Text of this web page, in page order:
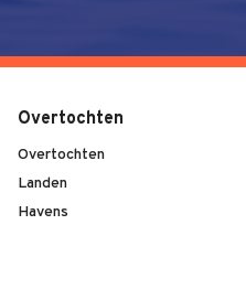
Overtochten
Overtochten
Landen
Havens